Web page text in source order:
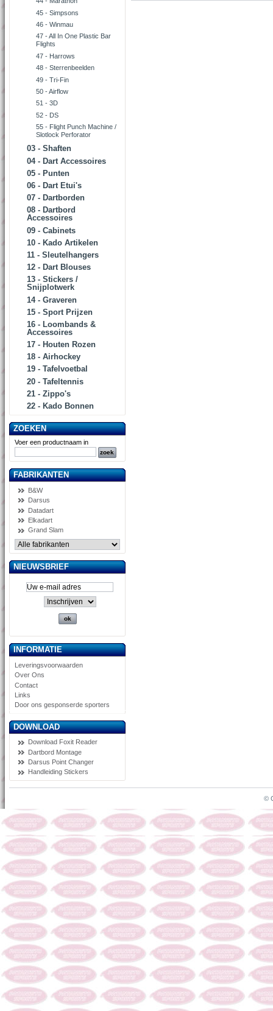
45 - Simpsons
46 - Winmau
47 - All In One Plastic Bar
Flights
47 - Harrows
48 - Sterrenbeelden
49 - Tri-Fin
50 - Airflow
51 - 3D
52 - DS
55 - Flight Punch Machine /
Slotlock Perforator
03 - Shaften
04 - Dart Accessoires
05 - Punten
06 - Dart Etui's
07 - Dartborden
08 - Dartbord
Accessoires
09 - Cabinets
10 - Kado Artikelen
11 - Sleutelhangers
12 - Dart Blouses
13 - Stickers /
Snijplotwerk
14 - Graveren
15 - Sport Prijzen
16 - Loombands &
Accessoires
17 - Houten Rozen
18 - Airhockey
19 - Tafelvoetbal
20 - Tafeltennis
21 - Zippo's
22 - Kado Bonnen
ZOEKEN
Voer een productnaam in
FABRIKANTEN
B&W
Darsus
Datadart
Elkadart
Grand Slam
NIEUWSBRIEF
INFORMATIE
Leveringsvoorwaarden
Over Ons
Contact
Links
Door ons gesponserde sporters
DOWNLOAD
Download Foxit Reader
Dartbord Montage
Darsus Point Changer
Handleiding Stickers
©